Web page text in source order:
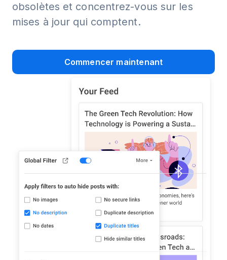
obsolètes et concentrez-vous sur les
mises à jour qui comptent.
Commencer maintenant